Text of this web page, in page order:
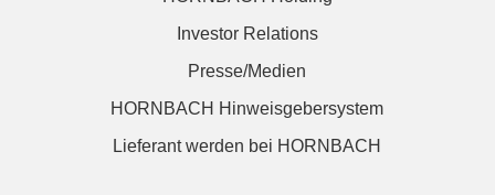
Investor Relations
Presse/Medien
HORNBACH Hinweisgebersystem
Lieferant werden bei HORNBACH